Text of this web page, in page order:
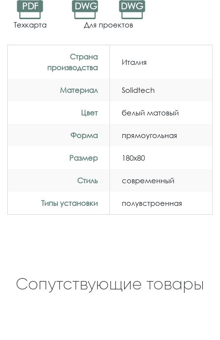
PDF
Техкарта
DWG DWG
Для проектов
Страна
производства
Италия
Материал Solidtech
Цвет белый матовый
Форма прямоугольная
Размер 180x80
Стиль современный
Типы установки полувстроенная
Сопутствующие товары